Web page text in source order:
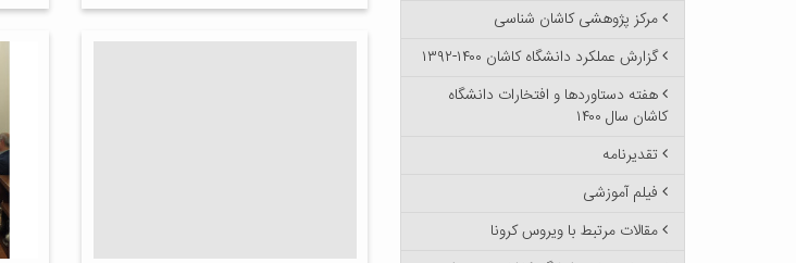
مرکز پژوهشی کاشان شناسی
گزارش عملکرد دانشگاه کاشان ۱۴۰۰-۱۳۹۲
هفته دستاوردها و افتخارات دانشگاه
کاشان سال ۱۴۰۰
تقدیرنامه
فیلم آموزشی
مقالات مرتبط با ویروس کرونا